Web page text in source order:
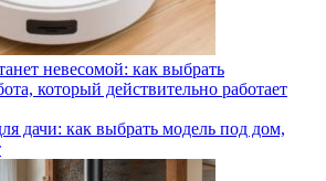
невесомой: как выбрать
который действительно работает
дачи: как выбрать модель под дом,